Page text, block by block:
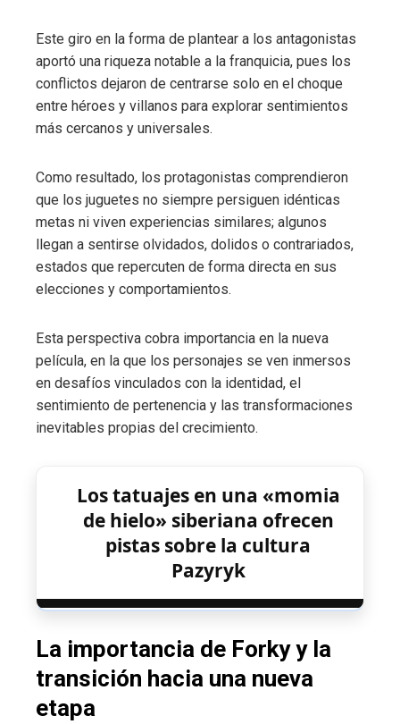
Este giro en la forma de plantear a los antagonistas
aportó una riqueza notable a la franquicia, pues los
conflictos dejaron de centrarse solo en el choque
entre héroes y villanos para explorar sentimientos
más cercanos y universales.
Como resultado, los protagonistas comprendieron
que los juguetes no siempre persiguen idénticas
metas ni viven experiencias similares; algunos
llegan a sentirse olvidados, dolidos o contrariados,
estados que repercuten de forma directa en sus
elecciones y comportamientos.
Esta perspectiva cobra importancia en la nueva
película, en la que los personajes se ven inmersos
en desafíos vinculados con la identidad, el
sentimiento de pertenencia y las transformaciones
inevitables propias del crecimiento.
Los tatuajes en una «momia
de hielo» siberiana ofrecen
pistas sobre la cultura
Pazyryk
La importancia de Forky y la
transición hacia una nueva
etapa